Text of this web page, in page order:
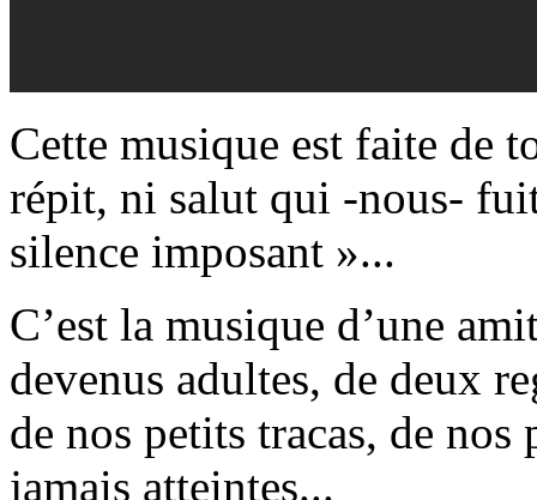
Cette musique est faite de
répit, ni salut qui -nous-
silence imposant »...
C’est la musique d’une
devenus adultes, de deux
de nos petits tracas, de nos
jamais atteintes...